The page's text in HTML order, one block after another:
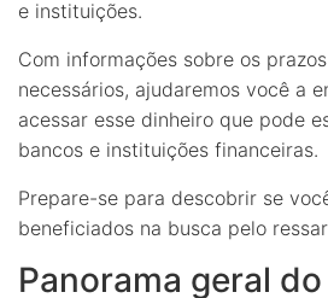
e instituições.
Com informações sobre os
necessários, ajudaremos você a
acessar esse dinheiro que pode
bancos e instituições financeiras.
Prepare-se para descobrir se
beneficiados na busca pelo
Panorama geral